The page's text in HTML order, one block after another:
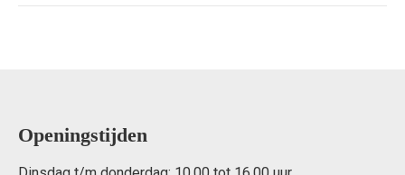
Openingstijden